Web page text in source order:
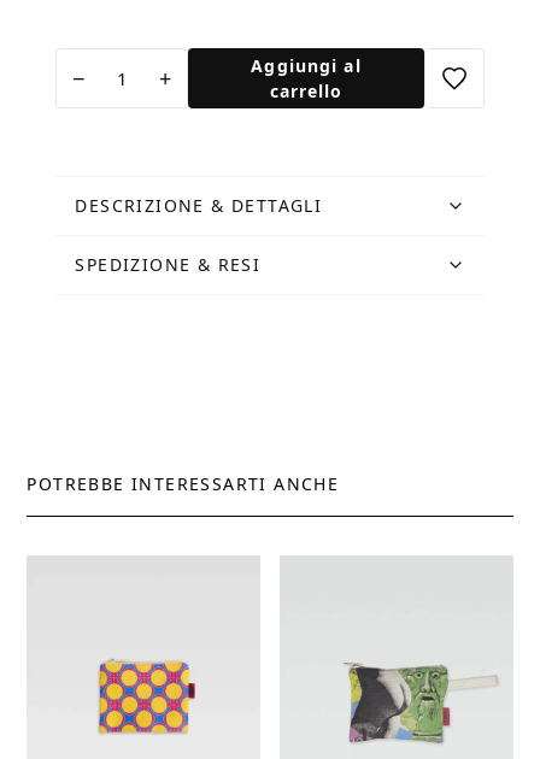
− +
Aggiungi al
carrello
DESCRIZIONE & DETTAGLI
SPEDIZIONE & RESI
POTREBBE INTERESSARTI ANCHE